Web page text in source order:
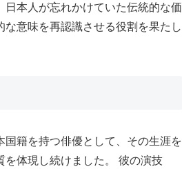
日本人が忘れかけていた伝統的な価
な意味を再認識させる役割を果たし
国籍を持つ俳優として、その生涯を
を体現し続けました。 彼の演技